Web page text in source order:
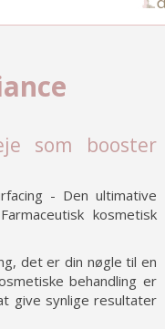
som booster
- Den ultimative
kosmetisk
det er din nøgle til en
behandling er
give synlige resultater